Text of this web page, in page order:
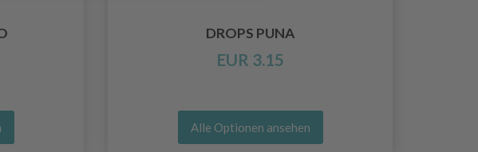
DROPS PUNA
EUR 3.15
Alle Optionen ansehen